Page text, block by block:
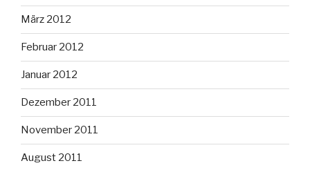
März 2012
Februar 2012
Januar 2012
Dezember 2011
November 2011
August 2011